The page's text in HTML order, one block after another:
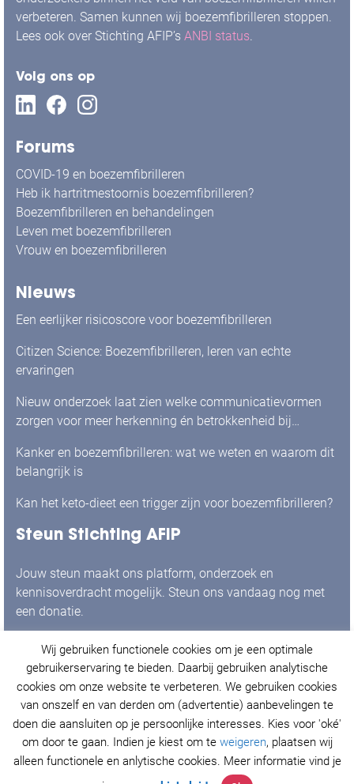
verbeteren. Samen kunnen wij boezemfibrilleren stoppen.
Lees ook over Stichting AFIP’s ANBI status.
Volg ons op
Forums
COVID-19 en boezemfibrilleren
Heb ik hartritmestoornis boezemfibrilleren?
Boezemfibrilleren en behandelingen
Leven met boezemfibrilleren
Vrouw en boezemfibrilleren
Nieuws
Een eerlijker risicoscore voor boezemfibrilleren
Citizen Science: Boezemfibrilleren, leren van echte
ervaringen
Nieuw onderzoek laat zien welke communicatievormen
zorgen voor meer herkenning én betrokkenheid bij
Kanker en boezemfibrilleren: wat we weten en waarom dit
belangrijk is
Kan het keto-dieet een trigger zijn voor boezemfibrilleren?
Steun Stichting AFIP
Jouw steun maakt ons platform, onderzoek en
kennisoverdracht mogelijk. Steun ons vandaag nog met
een donatie.
Ja, ik doneer graag!
© Stichting AFIP 2021. Alle rechten voorbehouden.
Privacy Policy&Cookieverklaring.
Wij gebruiken functionele cookies om je een optimale
gebruikerservaring te bieden. Daarbij gebruiken analytische
cookies om onze website te verbeteren. We gebruiken cookies
van onszelf en van derden om (advertentie) aanbevelingen te
doen die aansluiten op je persoonlijke interesses. Kies voor 'oké'
om door te gaan. Indien je kiest om te weigeren, plaatsen wij
alleen functionele en anlytische cookies. Meer informatie vind je